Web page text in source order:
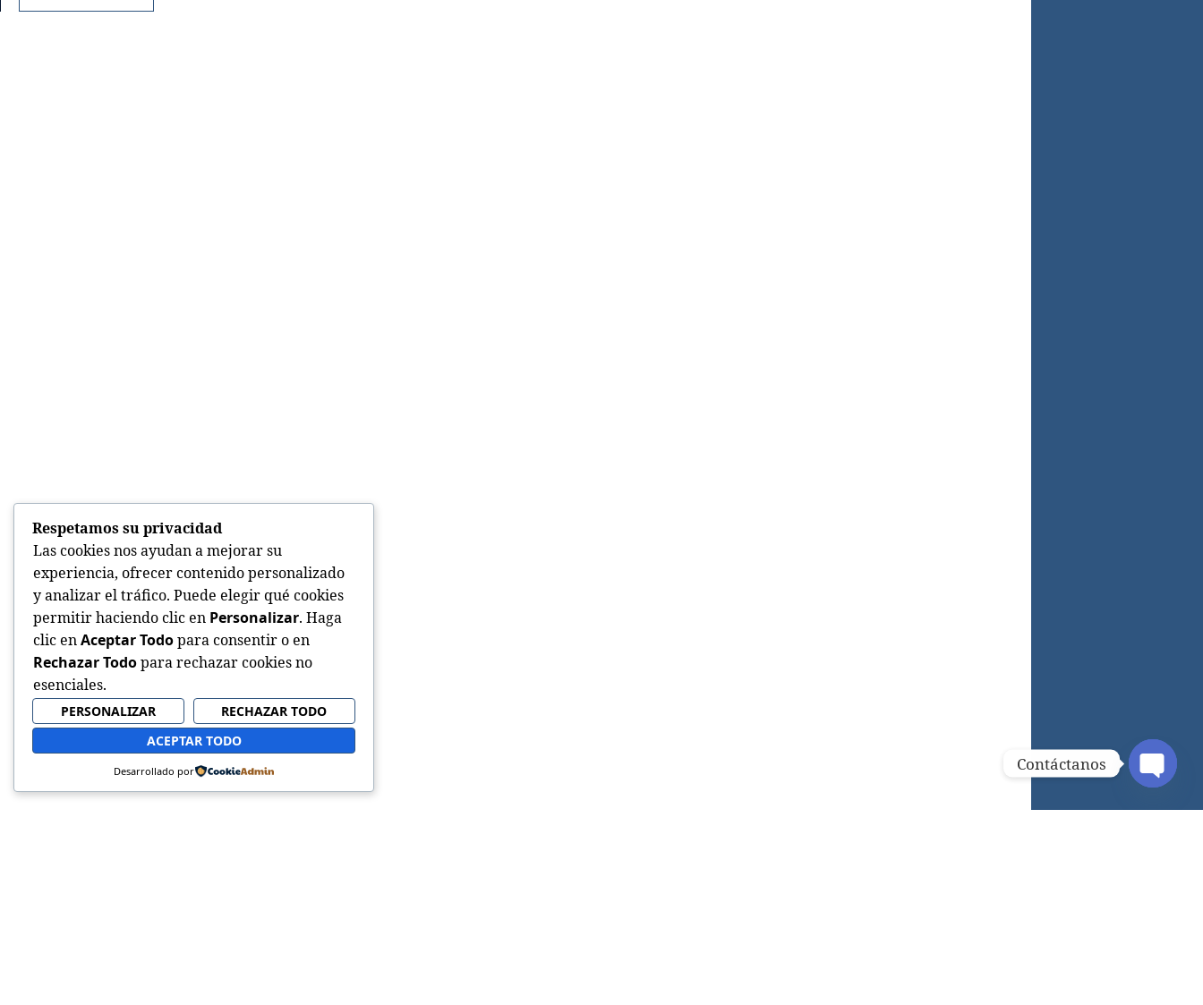
Respetamos su privacidad
Las cookies nos ayudan a mejorar su
experiencia, ofrecer contenido personalizado
y analizar el tráfico. Puede elegir qué cookies
permitir haciendo clic en Personalizar. Haga
clic enAceptar Todopara consentir o en
Rechazar Todopara rechazar cookies no
esenciales.
PERSONALIZAR
RECHAZAR TODO
ACEPTAR TODO
Desarrollado por Contáctanos
OPEN